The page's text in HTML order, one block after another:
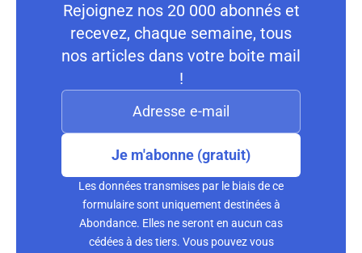
Rejoignez nos 20 000 abonnés et
recevez, chaque semaine, tous
nos articles dans votre boite mail
!
Je m'abonne (gratuit)
Les données transmises par le biais de ce
formulaire sont uniquement destinées à
Abondance. Elles ne seront en aucun cas
cédées à des tiers. Vous pouvez vous